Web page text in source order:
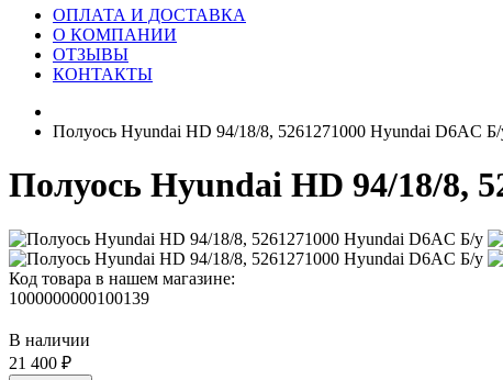
ОПЛАТА И ДОСТАВКА
О КОМПАНИИ
ОТЗЫВЫ
КОНТАКТЫ
Полуось Hyundai HD 94/18/8, 5261271000 Hyundai D6AC
Полуось Hyundai HD 94/18/8,
Код товара в нашем магазине:
1000000000100139
В наличии
21 400 ₽